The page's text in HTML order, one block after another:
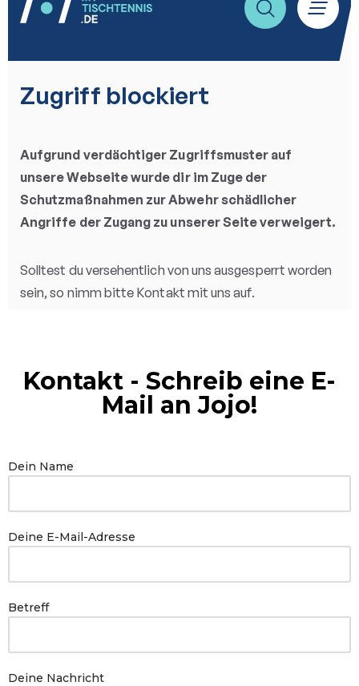
Kontakt - Schreib eine E-
Mail an Jojo!
Dein Name
Deine E-Mail-Adresse
Betreff
Deine Nachricht